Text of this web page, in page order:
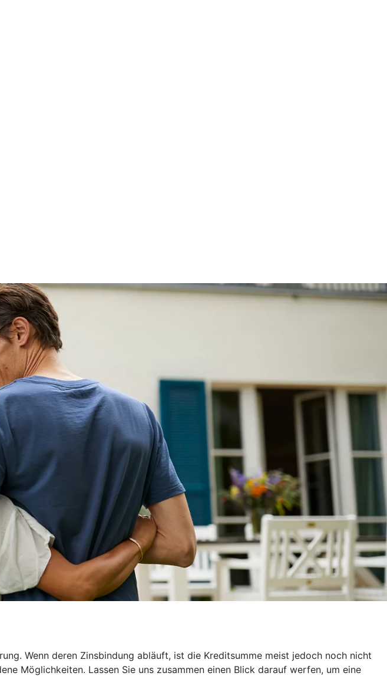
Wenn deren Zinsbindung abläuft, ist die Kreditsumme meist jedoch noch nicht
Möglichkeiten. Lassen Sie uns zusammen einen Blick darauf werfen, um eine